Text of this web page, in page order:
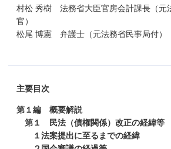
村松 秀樹 法務省大臣官房会計課長（元
官）
松尾 博憲 弁護士（元法務省民事局付）
主要目次
第１編 概要解説
第１ 民法（債権関係）改正の経緯等
１法案提出に至るまでの経緯